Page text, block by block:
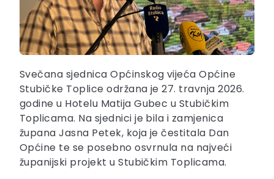
Svečana sjednica Općinskog vijeća Općine
Stubičke Toplice održana je 27. travnja 2026.
godine u Hotelu Matija Gubec u Stubičkim
Toplicama. Na sjednici je bila i zamjenica
župana Jasna Petek, koja je čestitala Dan
Općine te se posebno osvrnula na najveći
županijski projekt u Stubičkim Toplicama.